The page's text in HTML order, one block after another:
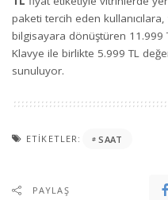
paketi tercih eden
bilgisayara dönüştüren 11.999
Klavye ile birlikte 5.999 TL
sunuluyor.
ETIKETLER: SAAT
PAYLAŞ